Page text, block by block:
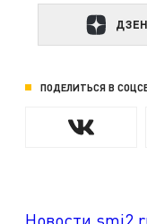
ДЗЕН
ПОДЕЛИТЬСЯ В